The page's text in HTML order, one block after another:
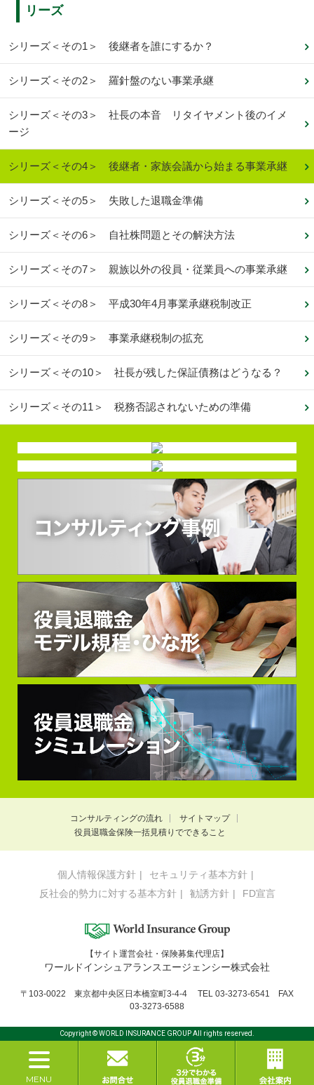
MENU
リーズ
シリーズ＜その1＞ 後継者を誰にするか？
シリーズ＜その2＞ 羅針盤のない事業承継
シリーズ＜その3＞ 社長の本音 リタイヤメント後のイメ
ージ
シリーズ＜その4＞ 後継者・家族会議から始まる事業承継
シリーズ＜その5＞ 失敗した退職金準備
シリーズ＜その6＞ 自社株問題とその解決方法
シリーズ＜その7＞ 親族以外の役員・従業員への事業承継
シリーズ＜その8＞ 平成30年4月事業承継税制改正
シリーズ＜その9＞ 事業承継税制の拡充
シリーズ＜その10＞ 社長が残した保証債務はどうなる？
シリーズ＜その11＞ 税務否認されないための準備
コンサルティングの流れ
サイトマップ
役員退職金保険一括見積りでできること
個人情報保護方針
セキュリティ基本方針
反社会的勢力に対する基本方針
勧誘方針 FD宣言
【サイト運営会社・保険募集代理店】
ワールドインシュアランスエージェンシー株式会社
〒103-0022 東京都中央区日本橋室町3-4-4 TEL 03-3273-6541 FAX
03-3273-6588
Copyright © WORLD INSURANCE GROUP All rights reserved.